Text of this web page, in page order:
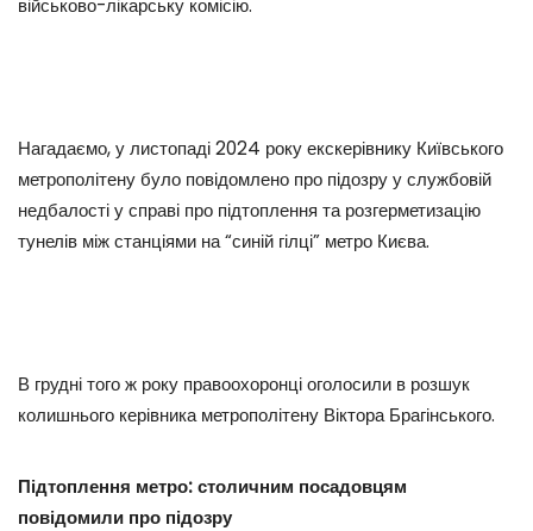
військово-лікарську комісію.
Нагадаємо, у листопаді 2024 року екскерівнику Київського
метрополітену було повідомлено про підозру у службовій
недбалості у справі про підтоплення та розгерметизацію
тунелів між станціями на “синій гілці” метро Києва.
В грудні того ж року правоохоронці оголосили в розшук
колишнього керівника метрополітену Віктора Брагінського.
Підтоплення метро: столичним посадовцям
повідомили про підозру